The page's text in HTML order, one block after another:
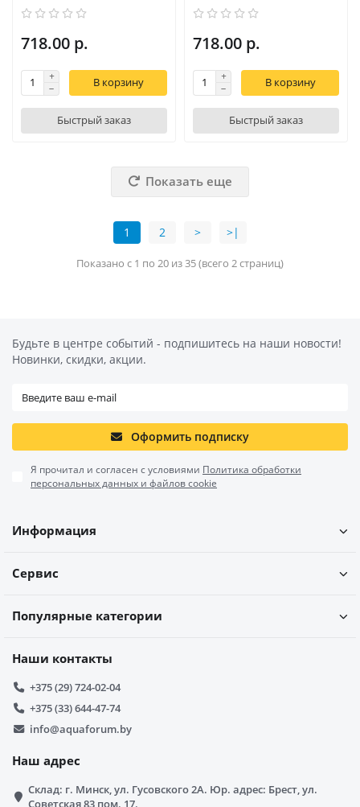
718.00 р.
В корзину
Быстрый заказ
718.00 р.
В корзину
Быстрый заказ
Показать еще
1 2 > >|
Показано с 1 по 20 из 35 (всего 2 страниц)
Будьте в центре событий - подпишитесь на наши новости!
Новинки, скидки, акции.
Оформить подписку
Я прочитал и согласен с условиями Политика обработки
персональных данных и файлов cookie
Информация
Сервис
Популярные категории
Наши контакты
+375 (29) 724-02-04
+375 (33) 644-47-74
info@aquaforum.by
Наш адрес
Склад: г. Минск, ул. Гусовского 2А. Юр. адрес: Брест, ул.
Советская 83 пом. 17.